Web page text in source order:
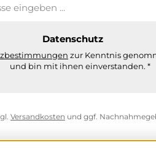
Datenschutz
zur Kenntnis
und bin mit ihnen einverstanden. *
Versandkosten und ggf.